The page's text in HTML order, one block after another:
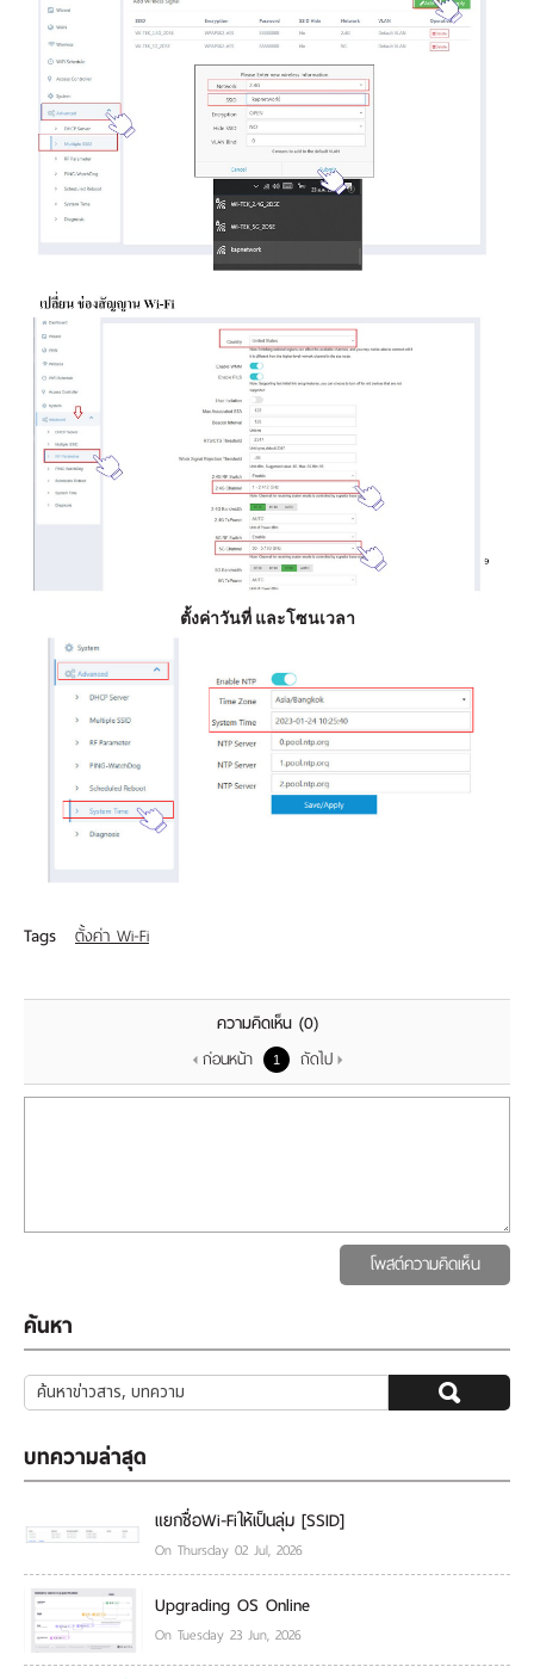
ตั้งค่าวันที่ และโซนเวลา
Tags ตั้งค่า Wi-Fi
ความคิดเห็น (0)
ก่อนหน้า
1 ถัดไป
โพสต์ความคิดเห็น
ค้นหา
บทความล่าสุด
แยกชื่อWi-Fiให้เป็นลุ่ม [SSID]
On Thursday 02 Jul, 2026
Upgrading OS Online
On Tuesday 23 Jun, 2026